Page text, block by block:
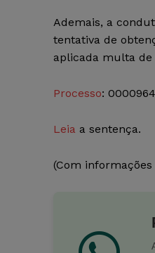
Ademais, a
tentativa de
aplicada multa de
Processo:
Leia a sentença.
(Com informações